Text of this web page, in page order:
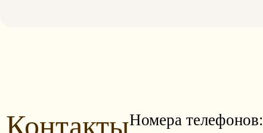
КонтактыНомера телефонов: